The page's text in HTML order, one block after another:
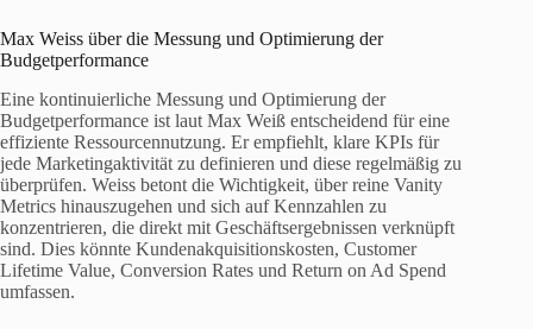
Max Weiss über die Messung und Optimierung der
Budgetperformance
Eine kontinuierliche Messung und Optimierung der
Budgetperformance ist laut Max Weiß entscheidend für eine
effiziente Ressourcennutzung. Er empfiehlt, klare KPIs für
jede Marketingaktivität zu definieren und diese regelmäßig zu
überprüfen. Weiss betont die Wichtigkeit, über reine Vanity
Metrics hinauszugehen und sich auf Kennzahlen zu
konzentrieren, die direkt mit Geschäftsergebnissen verknüpft
sind. Dies könnte Kundenakquisitionskosten, Customer
Lifetime Value, Conversion Rates und Return on Ad Spend
umfassen.